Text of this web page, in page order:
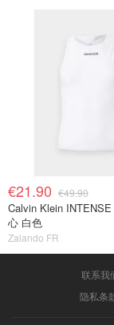
€21.90 €49.90
Calvin Klein
心 白色
Zalando FR
联系我
隐私条